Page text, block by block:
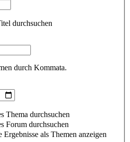
durchsuchen
durch Kommata.
Thema durchsuchen
Forum durchsuchen
Ergebnisse als Themen anzeigen